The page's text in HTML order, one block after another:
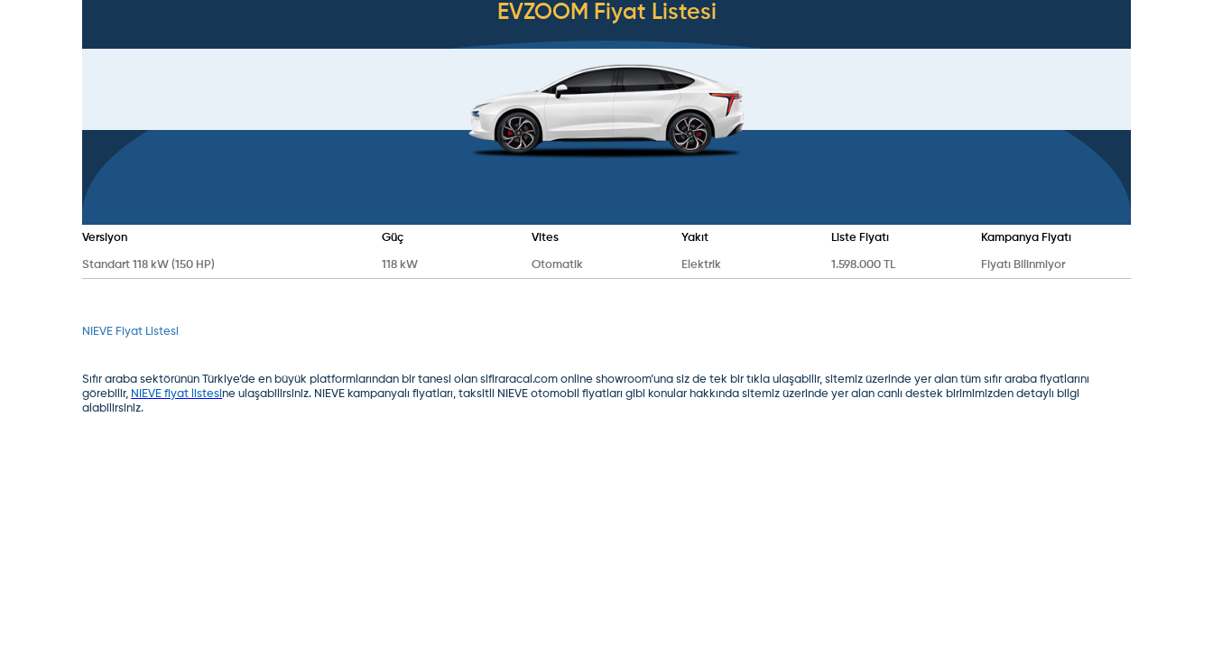
EVZOOM Fiyat Listesi
Versiyon Güç Vites Yakıt Liste Fiyatı Kampanya Fiyatı
Standart 118 kW (150 HP) 118 kW Otomatik Elektrik 1.598.000 TL Fiyatı Bilinmiyor
NIEVE Fiyat Listesi
Sıfır araba sektörünün Türkiye’de en büyük platformlarından bir tanesi olan sifiraracal.com online showroom’una siz de tek bir tıkla ulaşabilir, sitemiz üzerinde yer alan tüm sıfır araba fiyatlarını
görebilir, NIEVE fiyat listesine ulaşabilirsiniz. NIEVE kampanyalı fiyatları, taksitli NIEVE otomobil fiyatları gibi konular hakkında sitemiz üzerinde yer alan canlı destek birimimizden detaylı bilgi
alabilirsiniz.